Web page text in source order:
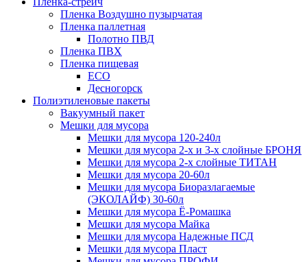
Пленка Воздушно пузырчатая
Пленка паллетная
Полотно ПВД
Пленка ПВХ
Пленка пищевая
ECO
Десногорск
Полиэтиленовые пакеты
Вакуумный пакет
Мешки для мусора
Мешки для мусора 120-240л
Мешки для мусора 2-х и 3-х слойные БРОНЯ
Мешки для мусора 2-х слойные ТИТАН
Мешки для мусора 20-60л
Мешки для мусора Биоразлагаемые
(ЭКОЛАЙФ) 30-60л
Мешки для мусора Ё-Ромашка
Мешки для мусора Майка
Мешки для мусора Надежные ПСД
Мешки для мусора Пласт